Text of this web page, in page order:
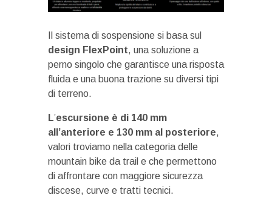
Il sistema di sospensione si basa sul
design FlexPoint, una soluzione a
perno singolo che garantisce una risposta
fluida e una buona trazione su diversi tipi
di terreno.
L’escursione è di 140 mm
all’anteriore e 130 mm al posteriore,
valori troviamo nella categoria delle
mountain bike da trail e che permettono
di affrontare con maggiore sicurezza
discese, curve e tratti tecnici.